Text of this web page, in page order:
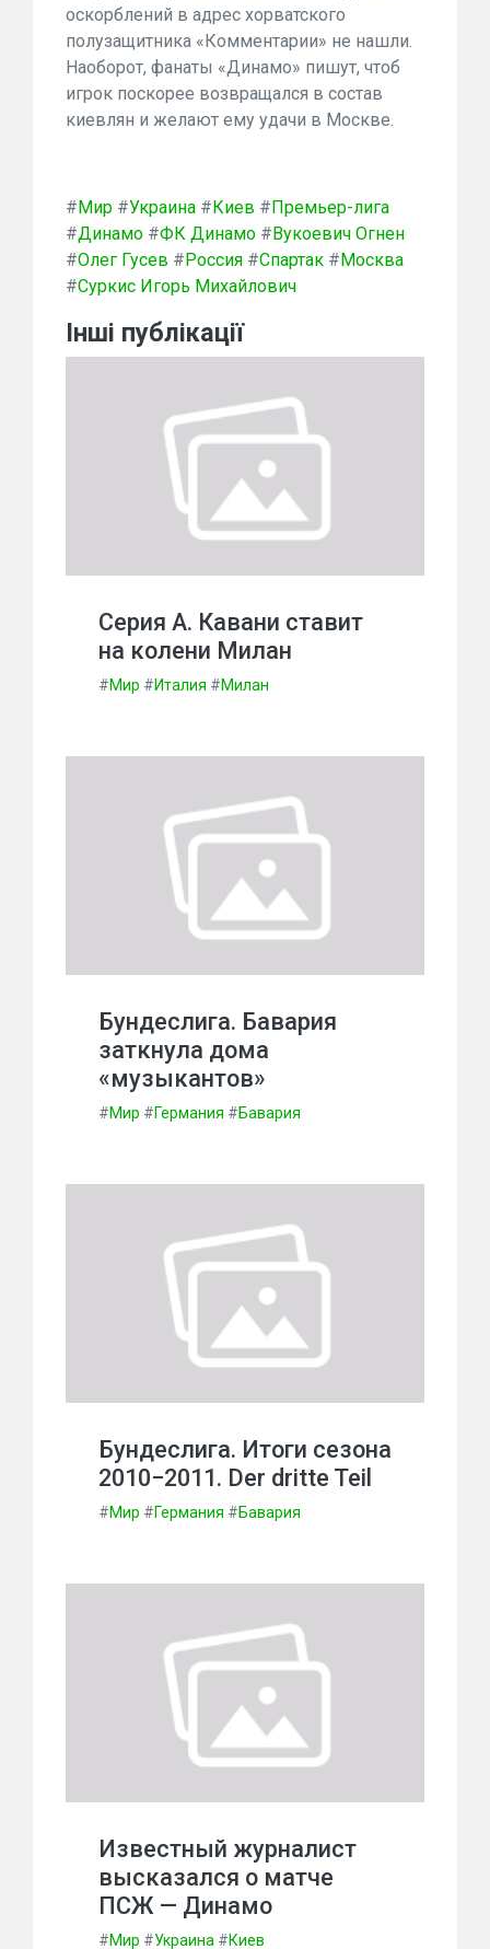
оскорблений в адрес хорватского
полузащитника «Комментарии» не нашли.
Наоборот, фанаты «Динамо» пишут, чтоб
игрок поскорее возвращался в состав
киевлян и желают ему удачи в Москве.
#Мир #Украина #Киев #Премьер-лига
#Динамо #ФК Динамо #Вукоевич Огнен
#Олег Гусев #Россия #Спартак #Москва
#Суркис Игорь Михайлович
Інші публікації
Серия А. Кавани ставит
на колени Милан
#Мир #Италия #Милан
Бундеслига. Бавария
заткнула дома
«музыкантов»
#Мир #Германия #Бавария
Бундеслига. Итоги сезона
2010−2011. Der dritte Teil
#Мир #Германия #Бавария
Известный журналист
высказался о матче
ПСЖ — Динамо
#Мир #Украина #Киев